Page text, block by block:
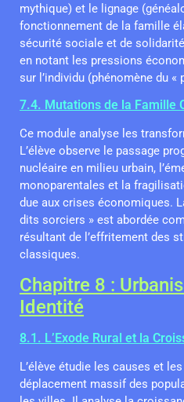
mythique) et le lignage
fonctionnement de la famille
sécurité sociale et de
en notant les pressions
sur l’individu (phénomène du
7.4. Mutations de la Famille
Ce module analyse les
L’élève observe le passage
nucléaire en milieu urbain,
monoparentales et la
due aux crises économiques.
dits sorciers » est abordée
résultant de l’effritement des
classiques.
Chapitre 8 :
Identité
8.1. L’Exode Rural et la
L’élève étudie les causes et
déplacement massif des